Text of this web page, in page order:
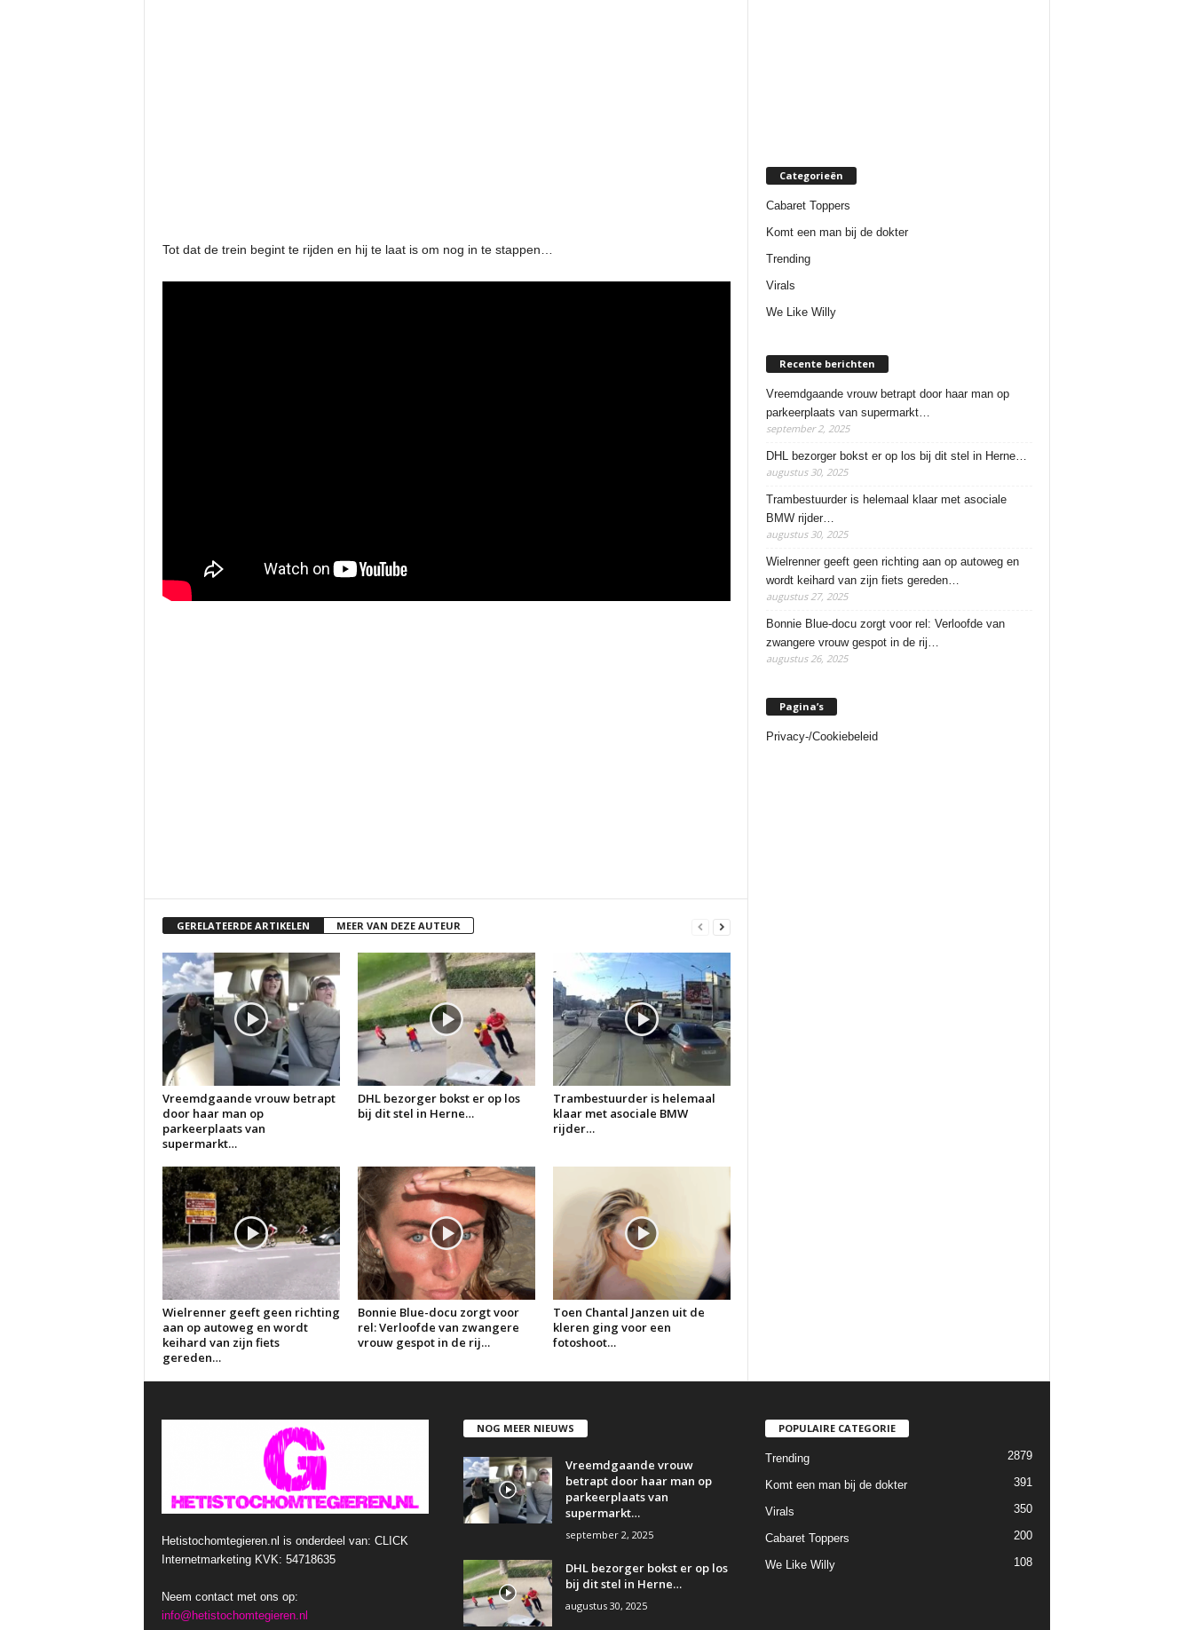
Tot dat de trein begint te rijden en hij te laat is om nog in te stappen…
GERELATEERDE ARTIKELEN MEER VAN DEZE AUTEUR
Vreemdgaande vrouw betrapt
door haar man op
parkeerplaats van
supermarkt…
DHL bezorger bokst er op los
bij dit stel in Herne…
Trambestuurder is helemaal
klaar met asociale BMW
rijder…
Wielrenner geeft geen richting
aan op autoweg en wordt
keihard van zijn fiets
gereden…
Bonnie Blue-docu zorgt voor
rel: Verloofde van zwangere
vrouw gespot in de rij…
Toen Chantal Janzen uit de
kleren ging voor een
fotoshoot…
Categorieën
Cabaret Toppers
Komt een man bij de dokter
Trending
Virals
We Like Willy
Recente berichten
Vreemdgaande vrouw betrapt door haar man op
parkeerplaats van supermarkt…
september 2, 2025
DHL bezorger bokst er op los bij dit stel in Herne…
augustus 30, 2025
Trambestuurder is helemaal klaar met asociale
BMW rijder…
augustus 30, 2025
Wielrenner geeft geen richting aan op autoweg en
wordt keihard van zijn fiets gereden…
augustus 27, 2025
Bonnie Blue-docu zorgt voor rel: Verloofde van
zwangere vrouw gespot in de rij…
augustus 26, 2025
Pagina’s
Privacy-/Cookiebeleid
Hetistochomtegieren.nl is onderdeel van: CLICK
Internetmarketing KVK: 54718635
Neem contact met ons op:
info@hetistochomtegieren.nl
NOG MEER NIEUWS
Vreemdgaande vrouw
betrapt door haar man op
parkeerplaats van
supermarkt…
september 2, 2025
DHL bezorger bokst er op los
bij dit stel in Herne…
augustus 30, 2025
POPULAIRE CATEGORIE
Trending 2879
Komt een man bij de dokter 391
Virals 350
Cabaret Toppers 200
We Like Willy 108